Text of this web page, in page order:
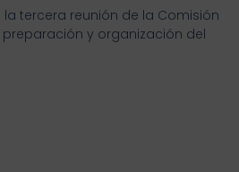
tercera reunión de la Comisión
y organización del